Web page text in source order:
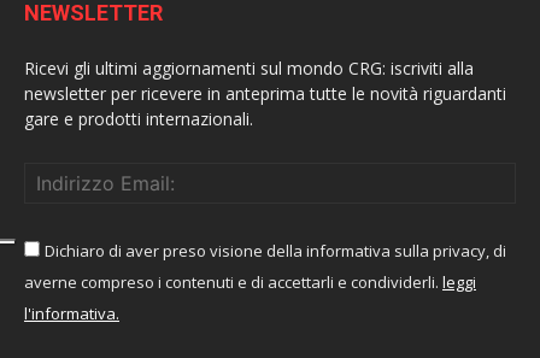
NEWSLETTER
Ricevi gli ultimi aggiornamenti sul mondo CRG: iscriviti alla
newsletter per ricevere in anteprima tutte le novità riguardanti
gare e prodotti internazionali.
Dichiaro di aver preso visione della informativa sulla privacy, di
averne compreso i contenuti e di accettarli e condividerli. leggi
l'informativa.